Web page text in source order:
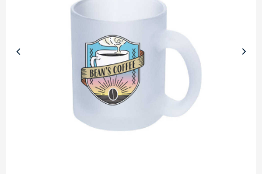
商品カテゴリーから探す
ターゲットから探す
目的・シーンから探す